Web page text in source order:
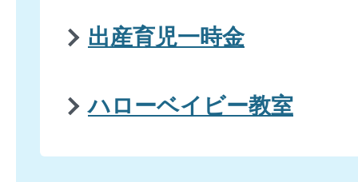
出産育児一時金
ハローベイビー教室